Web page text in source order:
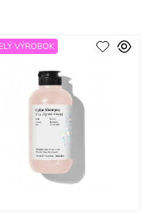
VÝROBOK